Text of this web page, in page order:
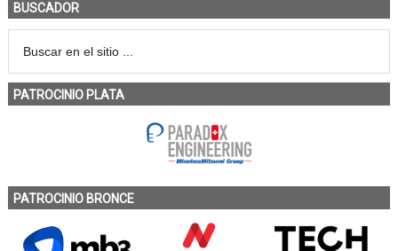
BUSCADOR
PATROCINIO PLATA
PATROCINIO BRONCE